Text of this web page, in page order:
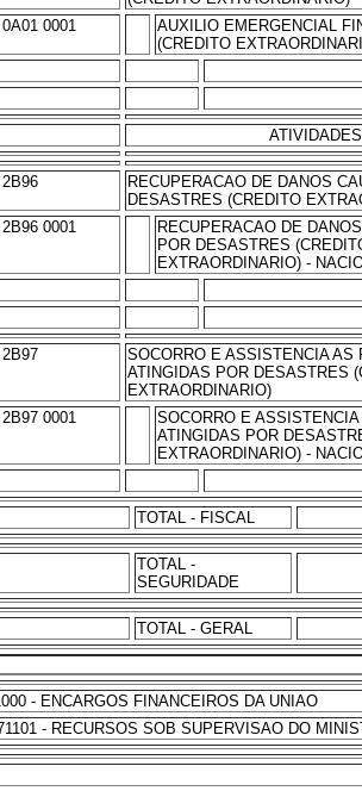
0001
AUXILIO EMERGENCIAL
(CREDITO
ATIVIDADES
RECUPERACAO DE DANOS
DESASTRES (CREDITO
0001
RECUPERACAO DE
POR DESASTRES
EXTRAORDINARIO) -
SOCORRO E ASSISTENCIA AS
ATINGIDAS POR DESASTRES
EXTRAORDINARIO)
0001
SOCORRO E
ATINGIDAS POR
EXTRAORDINARIO) -
TOTAL - FISCAL
TOTAL -
SEGURIDADE
TOTAL - GERAL
- ENCARGOS FINANCEIROS DA UNIAO
- RECURSOS SOB SUPERVISAO DO